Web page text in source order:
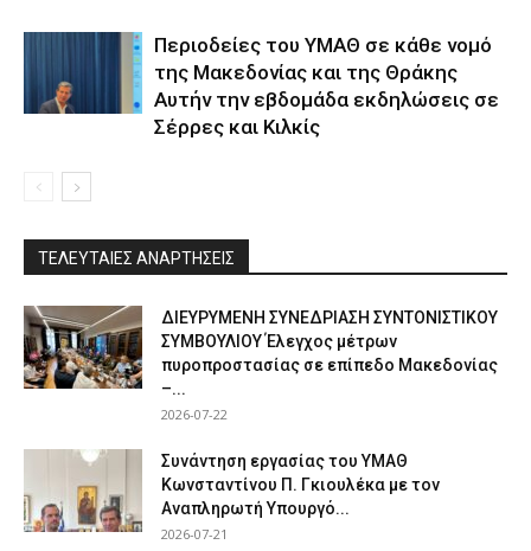
Περιοδείες του ΥΜΑΘ σε κάθε νομό
της Μακεδονίας και της Θράκης
Αυτήν την εβδομάδα εκδηλώσεις σε
Σέρρες και Κιλκίς
ΤΕΛΕΥΤΑΙΕΣ ΑΝΑΡΤΗΣΕΙΣ
ΔΙΕΥΡΥΜΕΝΗ ΣΥΝΕΔΡΙΑΣΗ ΣΥΝΤΟΝΙΣΤΙΚΟΥ
ΣΥΜΒΟΥΛΙΟΥ Έλεγχος μέτρων
πυροπροστασίας σε επίπεδο Μακεδονίας
–...
2026-07-22
Συνάντηση εργασίας του ΥΜΑΘ
Κωνσταντίνου Π. Γκιουλέκα με τον
Αναπληρωτή Υπουργό...
2026-07-21